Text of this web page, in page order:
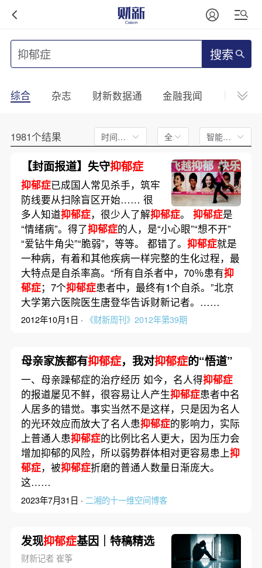
搜索
综合 杂志 财新数据通 金融我闻 财新
1981个结果 时间不限 全文 智能排序
【封面报道】失守抑郁症
抑郁症已成国人常见杀手，筑牢
防线要从扫除盲区开始…… 很
多人知道抑郁症，很少人了解抑郁症。 抑郁症是
“情绪病”。得了抑郁症的人，是“小心眼”“想不开”
“爱钻牛角尖”“脆弱”，等等。 都错了。 抑郁症就是
一种病，有着和其他疾病一样完整的生化过程，最
大特点是自杀率高。“所有自杀者中，70％患有抑
郁症；7个抑郁症患者中，最终有1个自杀。”北京
大学第六医院医生唐登华告诉财新记者。……
2012年10月1日 · 《财新周刊》2012年第39期
母亲家族都有抑郁症，我对抑郁症的“悟道”
一、母亲躁郁症的治疗经历 如今，名人得抑郁症
的报道屡见不鲜，很容易让人产生抑郁症患者中名
人居多的错觉。事实当然不是这样，只是因为名人
的光环效应而放大了名人患抑郁症的影响力，实际
上普通人患抑郁症的比例比名人更大，因为压力会
增加抑郁的风险，所以弱势群体相对更容易患上抑
郁症，被抑郁症折磨的普通人数量日渐庞大。
这……
2023年7月31日 · 二湘的十一维空间博客
发现抑郁症基因｜特稿精选
财新记者 崔筝